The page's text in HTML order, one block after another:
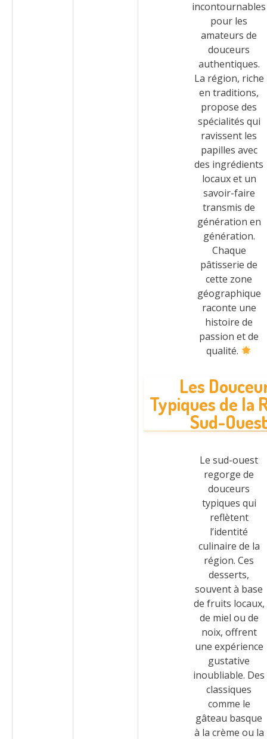
incontournables
pour les
amateurs de
douceurs
authentiques.
La région, riche
en traditions,
propose des
spécialités qui
ravissent les
papilles avec
des ingrédients
locaux et un
savoir-faire
transmis de
génération en
génération.
Chaque
pâtisserie de
cette zone
géographique
raconte une
histoire de
passion et de
qualité.
Les
Typiques de la
Sud-Ouest
Le sud-ouest
regorge de
douceurs
typiques qui
reflètent
l’identité
culinaire de la
région. Ces
desserts,
souvent à base
de fruits locaux,
de miel ou de
noix, offrent
une expérience
gustative
inoubliable. Des
classiques
comme le
gâteau basque
à la crème ou la